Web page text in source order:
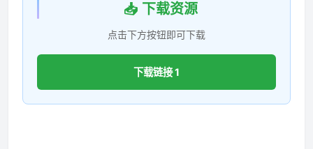
📥 下载资源
点击下方按钮即可下载
下载链接 1